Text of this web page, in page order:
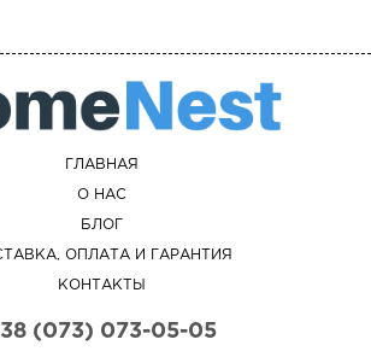
ГЛАВНАЯ
О НАС
БЛОГ
ОПЛАТА И ГАРАНТИЯ
КОНТАКТЫ
(073) 073-05-05